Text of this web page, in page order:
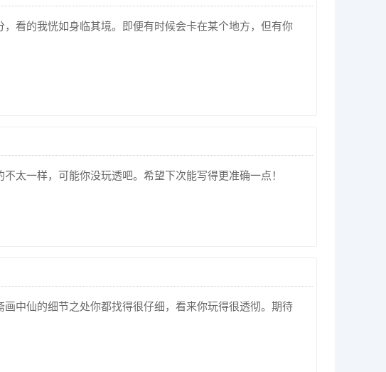
看的我恍如身临其境。即便有时候会卡在某个地方，但有你
太一样，可能你没玩透吧。希望下次能写得更准确一点！
中仙的细节之处你都找得很仔细，看来你玩得很透彻。期待